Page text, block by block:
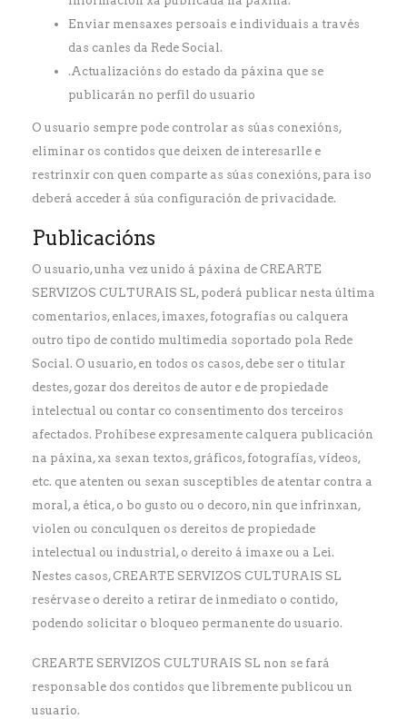
Enviar mensaxes persoais e individuais a través
das canles da Rede Social.
.Actualizacións do estado da páxina que se
publicarán no perfil do usuario
O usuario sempre pode controlar as súas conexións,
eliminar os contidos que deixen de interesarlle e
restrinxir con quen comparte as súas conexións, para iso
deberá acceder á súa configuración de privacidade.
Publicacións
O usuario, unha vez unido á páxina de CREARTE
SERVIZOS CULTURAIS SL, poderá publicar nesta última
comentarios, enlaces, imaxes, fotografías ou calquera
outro tipo de contido multimedia soportado pola Rede
Social. O usuario, en todos os casos, debe ser o titular
destes, gozar dos dereitos de autor e de propiedade
intelectual ou contar co consentimento dos terceiros
afectados. Prohíbese expresamente calquera publicación
na páxina, xa sexan textos, gráficos, fotografías, vídeos,
etc. que atenten ou sexan susceptibles de atentar contra a
moral, a ética, o bo gusto ou o decoro, nin que infrinxan,
violen ou conculquen os dereitos de propiedade
intelectual ou industrial, o dereito á imaxe ou a Lei.
Nestes casos, CREARTE SERVIZOS CULTURAIS SL
resérvase o dereito a retirar de inmediato o contido,
podendo solicitar o bloqueo permanente do usuario.
CREARTE SERVIZOS CULTURAIS SL non se fará
responsable dos contidos que libremente publicou un
usuario.